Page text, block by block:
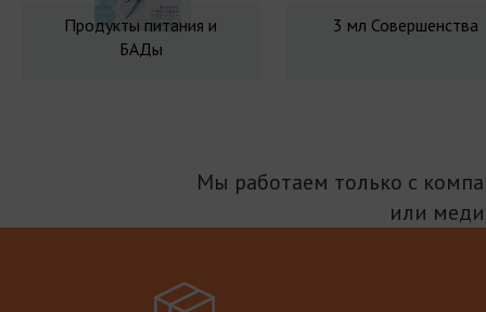
Продукты питания и
БАДы
3 мл Совершенства
Мы работаем только с
или